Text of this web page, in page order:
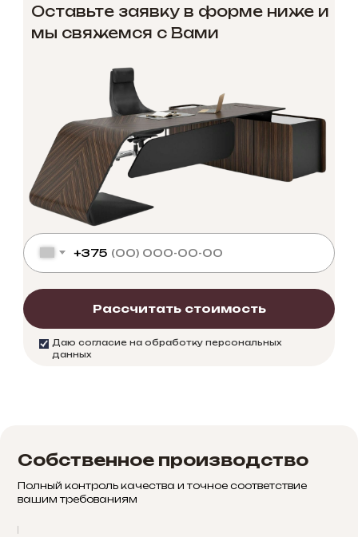
Оставьте заявку в форме ниже и
мы свяжемся с Вами
Даю согласие на обработку персональных
данных
+375
Рассчитать стоимость
Собственное производство
Полный контроль качества и точное соответствие
вашим требованиям